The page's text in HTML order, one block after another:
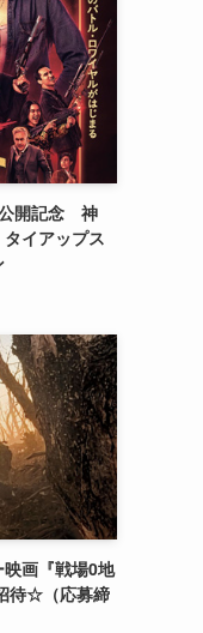
公開記念 神
イアップス
映画『戦場0地
待☆（応募締